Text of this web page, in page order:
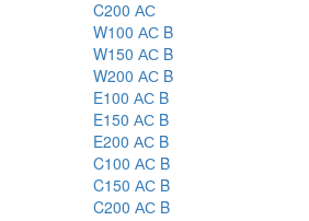
C200 АС
W100 АС B
W150 АС B
W200 АС B
E100 АС B
E150 АС B
E200 АС B
C100 АС B
C150 АС B
C200 АС B